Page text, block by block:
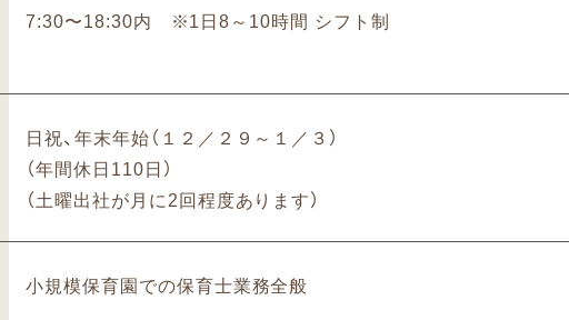
7:30〜18:30内 ※1日8～10時間 シフト制
日祝、年末年始（１２／２９～１／３）
（年間休日110日）
（土曜出社が月に2回程度あります）
小規模保育園での保育士業務全般